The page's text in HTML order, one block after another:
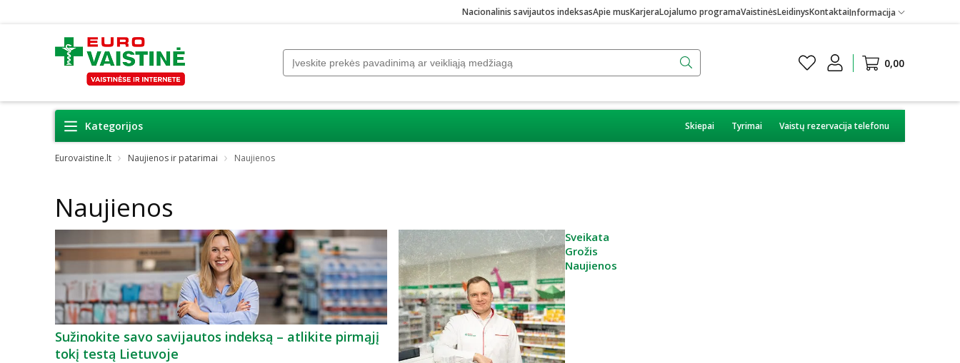
Nacionalinis savijautos indeksasApie musKarjeraLojalumo programaVaistinėsLeidinysKontaktaiInformacija
0,00
Kategorijos Skiepai Tyrimai Vaistų rezervacija telefonu
Eurovaistine.lt Naujienos ir patarimai Naujienos
Naujienos
Sužinokite savo savijautos indeksą – atlikite pirmąjį
tokį testą Lietuvoje
Sveikata
Grožis
Naujienos